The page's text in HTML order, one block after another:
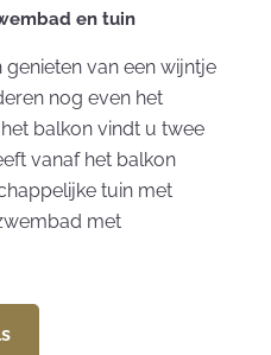
en tuin
van een wijntje
nog even het
balkon vindt u twee
vanaf het balkon
tuin met
met